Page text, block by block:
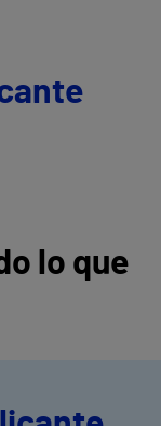
lo que